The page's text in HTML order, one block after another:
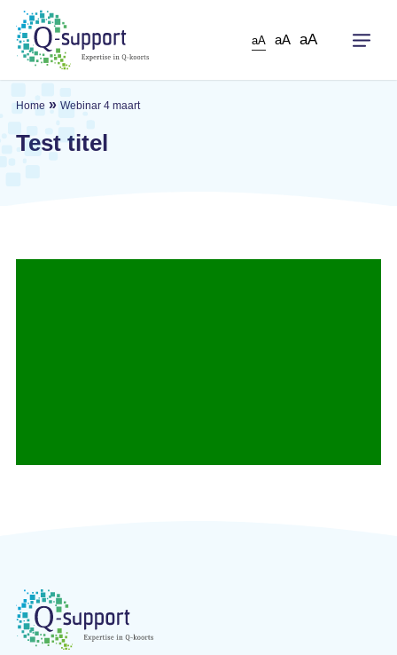
Skip
main
content
aA aA aA
Home » Webinar 4 maart
Test titel